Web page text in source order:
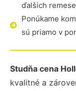
ďalších
Ponúkame
sú priamo v
Studňa cena
kvalitné a